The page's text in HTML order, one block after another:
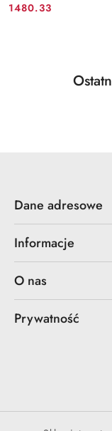
Cena:
1480.33
Pomiń
Dane adresowe
Informacje
O nas
Prywatność